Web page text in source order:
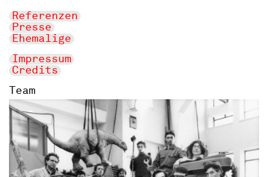
Referenzen
Presse
Ehemalige
Impressum
Credits
Team